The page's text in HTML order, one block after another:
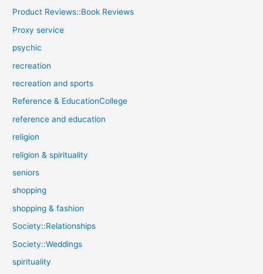
Product Reviews::Book Reviews
Proxy service
psychic
recreation
recreation and sports
Reference & EducationCollege
reference and education
religion
religion & spirituality
seniors
shopping
shopping & fashion
Society::Relationships
Society::Weddings
spirituality